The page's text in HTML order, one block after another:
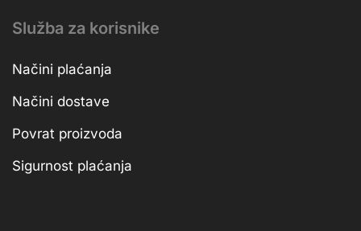
Služba za korisnike
Načini plaćanja
Načini dostave
Povrat proizvoda
Sigurnost plaćanja